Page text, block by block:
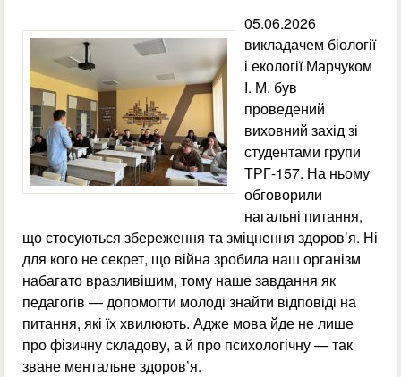
05.06.2026
викладачем біології
і екології Марчуком
І. М. був
проведений
виховний захід зі
студентами групи
ТРГ-157. На ньому
обговорили
нагальні питання,
що стосуються збереження та зміцнення здоров’я. Ні
для кого не секрет, що війна зробила наш організм
набагато вразливішим, тому наше завдання як
педагогів — допомогти молоді знайти відповіді на
питання, які їх хвилюють. Адже мова йде не лише
про фізичну складову, а й про психологічну — так
зване ментальне здоров’я.